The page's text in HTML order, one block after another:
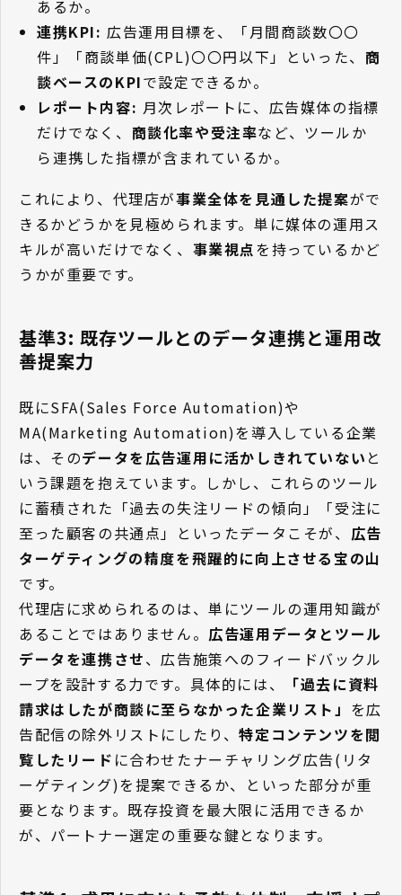
あるか。
連携KPI: 広告運用目標を、「月間商談数〇〇
件」「商談単価(CPL)〇〇円以下」といった、 商
談ベースのKPIで設定できるか。
レポート内容: 月次レポートに、広告媒体の指標
だけでなく、 商談化率や受注率など、ツールか
ら連携した指標が含まれているか。
これにより、代理店が事業全体を見通した提案がで
きるかどうかを見極められます。単に媒体の運用ス
キルが高いだけでなく、 事業視点 を持っているかど
うかが重要です。
基準3: 既存ツールとのデータ連携と運用改
善提案力
既にSFA(Sales Force Automation)や
MA(Marketing Automation)を導入している企業
は、そのデータを広告運用に活かしきれていない と
いう課題を抱えています。しかし、これらのツール
に蓄積された「過去の失注リードの傾向」「受注に
至った顧客の共通点」といったデータこそが、 広告
ターゲティングの精度を飛躍的に向上させる宝の山
です。
代理店に求められるのは、単にツールの運用知識が
あることではありません。 広告運用データとツール
データを連携させ、広告施策へのフィードバックル
ープを設計する力です。具体的には、
「過去に資料
請求はしたが商談に至らなかった企業リスト」 を広
告配信の除外リストにしたり、特定コンテンツを閲
覧したリード に合わせたナーチャリング広告(リタ
ーゲティング)を提案できるか、といった部分が重
要となります。既存投資を最大限に活用できるか
が、パートナー選定の重要な鍵となります。